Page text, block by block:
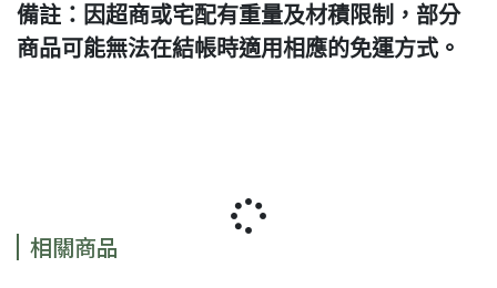
備註：因超商或宅配有重量及材積限制，部分
商品可能無法在結帳時適用相應的免運方式。
相關商品